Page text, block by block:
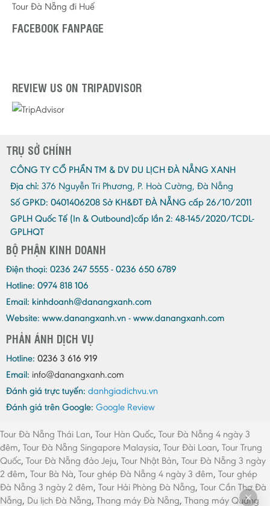
Tour Đà Nẵng đi Huế
FACEBOOK FANPAGE
REVIEW US ON TRIPADVISOR
TRỤ SỞ CHÍNH
CÔNG TY CỔ PHẦN TM & DV DU LỊCH ĐÀ NẴNG XANH
Địa chỉ: 376 Nguyễn Tri Phương, P. Hoà Cường, Đà Nẵng
Số GPKD: 0401406208 Sở KH&ĐT ĐÀ NẴNG cấp 26/10/2011
GPLH Quốc Tế (In & Outbound)cấp lần 2: 48-145/2020/TCDL-
GPLHQT
BỘ PHẬN KINH DOANH
Điện thoại: 0236 247 5555 - 0236 650 6789
Hotline: 0974 818 106
Email: kinhdoanh@danangxanh.com
Website: www.danangxanh.vn - www.danangxanh.com
PHẢN ÁNH DỊCH VỤ
Hotline: 0236 3 616 919
Email: info@danangxanh.com
Đánh giá trực tuyến: danhgiadichvu.vn
Đánh giá trên Google: Google Review
Tour Đà Nẵng Thái Lan, Tour Hàn Quốc, Tour Đà Nẵng 4 ngày 3
đêm, Tour Đà Nẵng Singapore Malaysia, Tour Đài Loan, Tour Trung
Quốc, Tour Đà Nẵng đảo Jeju, Tour Nhật Bản, Tour Đà Nẵng 3 ngày
2 đêm, Tour Bà Nà, Tour ghép Đà Nẵng 4 ngày 3 đêm, Tour ghép
Đà Nẵng 3 ngày 2 đêm, Tour Hải Phòng Đà Nẵng, Tour Cần Thơ Đà
Nẵng, Du lịch Đà Nẵng, Thang máy Đà Nẵng, Thang máy Quảng